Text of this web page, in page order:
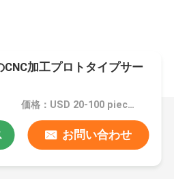
加工プロトタイプサー
価格：USD 20-100 pieces,negotiable
お問い合わせ